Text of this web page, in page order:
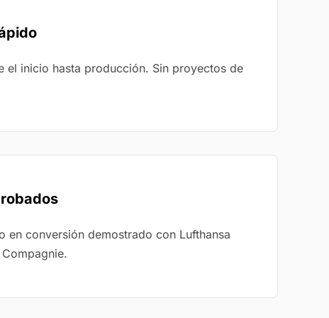
el inicio hasta producción. Sin proyectos de
en conversión demostrado con Lufthansa